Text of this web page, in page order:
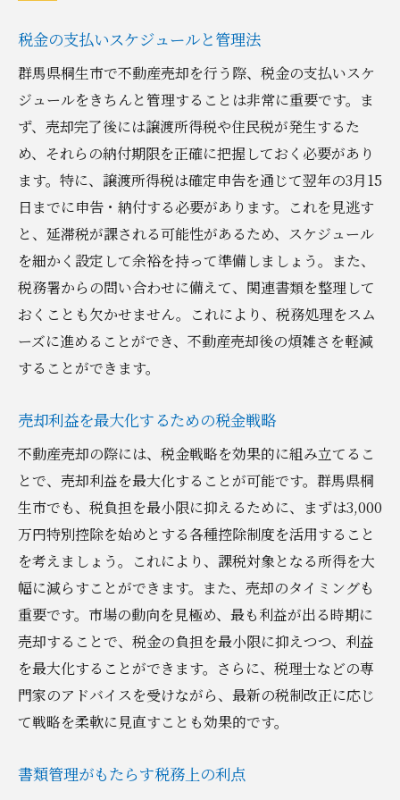
税金の支払いスケジュールと管理法
群馬県桐生市で不動産売却を行う際、税金の支払いスケ
ジュールをきちんと管理することは非常に重要です。ま
ず、売却完了後には譲渡所得税や住民税が発生するた
め、それらの納付期限を正確に把握しておく必要があり
ます。特に、譲渡所得税は確定申告を通じて翌年の3月15
日までに申告・納付する必要があります。これを見逃す
と、延滞税が課される可能性があるため、スケジュール
を細かく設定して余裕を持って準備しましょう。また、
税務署からの問い合わせに備えて、関連書類を整理して
おくことも欠かせません。これにより、税務処理をスム
ーズに進めることができ、不動産売却後の煩雑さを軽減
することができます。
売却利益を最大化するための税金戦略
不動産売却の際には、税金戦略を効果的に組み立てるこ
とで、売却利益を最大化することが可能です。群馬県桐
生市でも、税負担を最小限に抑えるために、まずは3,000
万円特別控除を始めとする各種控除制度を活用すること
を考えましょう。これにより、課税対象となる所得を大
幅に減らすことができます。また、売却のタイミングも
重要です。市場の動向を見極め、最も利益が出る時期に
売却することで、税金の負担を最小限に抑えつつ、利益
を最大化することができます。さらに、税理士などの専
門家のアドバイスを受けながら、最新の税制改正に応じ
て戦略を柔軟に見直すことも効果的です。
書類管理がもたらす税務上の利点